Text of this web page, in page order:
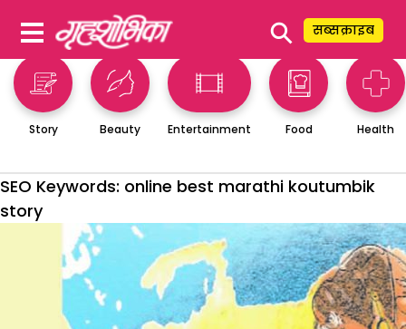
⚲ सब्सक्राइब
Story Beauty Entertainment Food Health
SEO Keywords: online best marathi koutumbik
story